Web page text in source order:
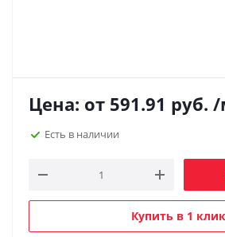
Цена: от 591.91 руб. /
Есть в наличии
Купить в 1 клик